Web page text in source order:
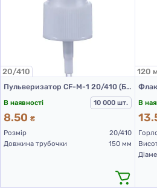
20/410
Пульверизатор CF-M-1 20/410 (Білий L 150 мм (до прокладки))
В наявності
10 000 шт.
8.50 ₴
Розмір
20/410
Довжина трубочки
150 мм
120
В